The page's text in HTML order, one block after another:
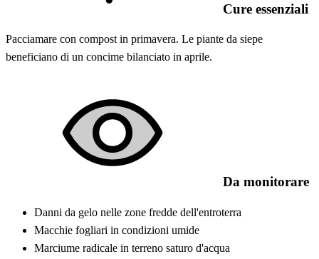
Cure essenziali
Pacciamare con compost in primavera. Le piante da siepe
beneficiano di un concime bilanciato in aprile.
Da monitorare
Danni da gelo nelle zone fredde dell'entroterra
Macchie fogliari in condizioni umide
Marciume radicale in terreno saturo d'acqua